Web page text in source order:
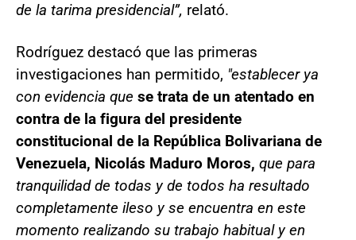
de la tarima presidencial”, relató.
Rodríguez destacó que las primeras
investigaciones han permitido, "establecer ya
con evidencia que se trata de un atentado en
contra de la figura del presidente
constitucional de la República Bolivariana de
Venezuela, Nicolás Maduro Moros, que para
tranquilidad de todas y de todos ha resultado
completamente ileso y se encuentra en este
momento realizando su trabajo habitual y en